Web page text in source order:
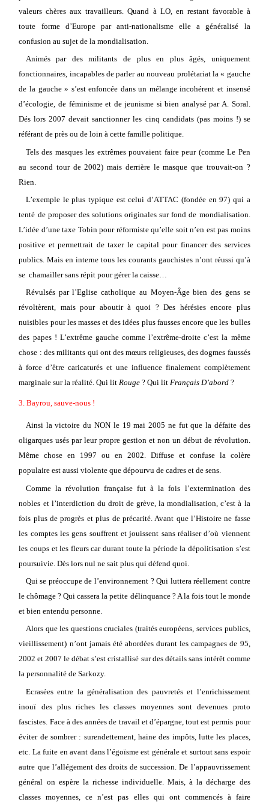
valeurs chères aux travailleurs. Quand à LO, en restant favorable à
toute forme d’Europe par anti-nationalisme elle a généralisé la
confusion au sujet de la mondialisation.
Animés par des militants de plus en plus âgés, uniquement
fonctionnaires, incapables de parler au nouveau prolétariat la « gauche
de la gauche » s’est enfoncée dans un mélange incohérent et insensé
d’écologie, de féminisme et de jeunisme si bien analysé par A. Soral.
Dés lors 2007 devait sanctionner les cinq candidats (pas moins !) se
référant de près ou de loin à cette famille politique.
Tels des masques les extrêmes pouvaient faire peur (comme Le Pen
au second tour de 2002) mais derrière le masque que trouvait-on ?
Rien.
L’exemple le plus typique est celui d’ATTAC (fondée en 97) qui a
tenté de proposer des solutions originales sur fond de mondialisation.
L’idée d’une taxe Tobin pour réformiste qu’elle soit n’en est pas moins
positive et permettrait de taxer le capital pour financer des services
publics. Mais en interne tous les courants gauchistes n’ont réussi qu’à
se chamailler sans répit pour gérer la caisse…
Révulsés par l’Eglise catholique au Moyen-Âge bien des gens se
révoltèrent, mais pour aboutir à quoi ? Des hérésies encore plus
nuisibles pour les masses et des idées plus fausses encore que les bulles
des papes ! L’extrême gauche comme l’extrême-droite c’est la même
chose : des militants qui ont des mœurs religieuses, des dogmes faussés
à force d’être caricaturés et une influence finalement complètement
marginale sur la réalité. Qui litRouge ? Qui litFrançais D’abord ?
3. Bayrou, sauve-nous !
Ainsi la victoire du NON le 19 mai 2005 ne fut que la défaite des
oligarques usés par leur propre gestion et non un début de révolution.
Même chose en 1997 ou en 2002. Diffuse et confuse la colère
populaire est aussi violente que dépourvu de cadres et de sens.
Comme la révolution française fut à la fois l’extermination des
nobles et l’interdiction du droit de grève, la mondialisation, c’est à la
fois plus de progrès et plus de précarité. Avant que l’Histoire ne fasse
les comptes les gens souffrent et jouissent sans réaliser d’où viennent
les coups et les fleurs car durant toute la période la dépolitisation s’est
poursuivie. Dès lors nul ne sait plus qui défend quoi.
Qui se préoccupe de l’environnement ? Qui luttera réellement contre
le chômage ? Qui cassera la petite délinquance ? A la fois tout le monde
et bien entendu personne.
Alors que les questions cruciales (traités européens, services publics,
vieillissement) n’ont jamais été abordées durant les campagnes de 95,
2002 et 2007 le débat s’est cristallisé sur des détails sans intérêt comme
la personnalité de Sarkozy.
Ecrasées entre la généralisation des pauvretés et l’enrichissement
inouï des plus riches les classes moyennes sont devenues proto
fascistes. Face à des années de travail et d’épargne, tout est permis pour
éviter de sombrer : surendettement, haine des impôts, lutte les places,
etc. La fuite en avant dans l’égoïsme est générale et surtout sans espoir
autre que l’allégement des droits de succession. De l’appauvrissement
général on espère la richesse individuelle. Mais, à la décharge des
classes moyennes, ce n’est pas elles qui ont commencés à faire